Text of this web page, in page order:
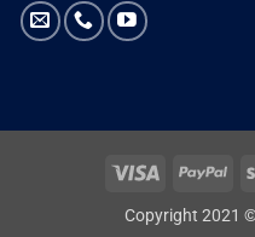
Visa
Copyright 2021